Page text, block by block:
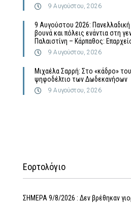
9 Αυγούστου, 2026
9 Αυγούστου 2026:
βουνά και πόλεις ενάντια στη
Παλαιστίνη – Κάρπαθος:
9 Αυγούστου, 2026
Μιχαέλα Σαρρή: Στο «κάδρο»
ψηφοδέλτιο των Δωδεκανήσων
9 Αυγούστου, 2026
Εορτολόγιο
ΣΗΜΕΡΑ 9/8/2026 : Δεν βρέθηκαν